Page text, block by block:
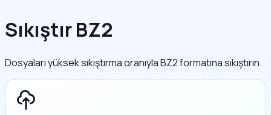
Sıkıştır BZ2
Dosyaları yüksek sıkıştırma oranıyla BZ2 formatına sıkıştırın.